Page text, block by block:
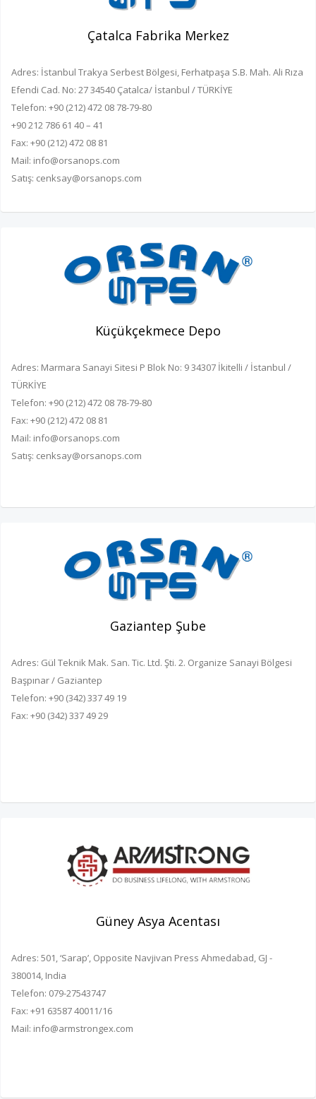
Çatalca Fabrika Merkez
Adres: İstanbul Trakya Serbest Bölgesi, Ferhatpaşa S.B. Mah. Ali Rıza
Efendi Cad. No: 27 34540 Çatalca/ İstanbul / TÜRKİYE
Telefon: +90 (212) 472 08 78-79-80
+90 212 786 61 40 – 41
Fax: +90 (212) 472 08 81
Mail: info@orsanops.com
Satış: cenksay@orsanops.com
Küçükçekmece Depo
Adres: Marmara Sanayi Sitesi P Blok No: 9 34307 İkitelli / İstanbul /
TÜRKİYE
Telefon: +90 (212) 472 08 78-79-80
Fax: +90 (212) 472 08 81
Mail: info@orsanops.com
Satış: cenksay@orsanops.com
Gaziantep Şube
Adres: Gül Teknik Mak. San. Tic. Ltd. Şti. 2. Organize Sanayi Bölgesi
Başpınar / Gaziantep
Telefon: +90 (342) 337 49 19
Fax: +90 (342) 337 49 29
Güney Asya Acentası
Adres: 501, ‘Sarap’, Opposite Navjivan Press Ahmedabad, GJ -
380014, India
Telefon: 079-27543747
Fax: +91 63587 40011/16
Mail: info@armstrongex.com